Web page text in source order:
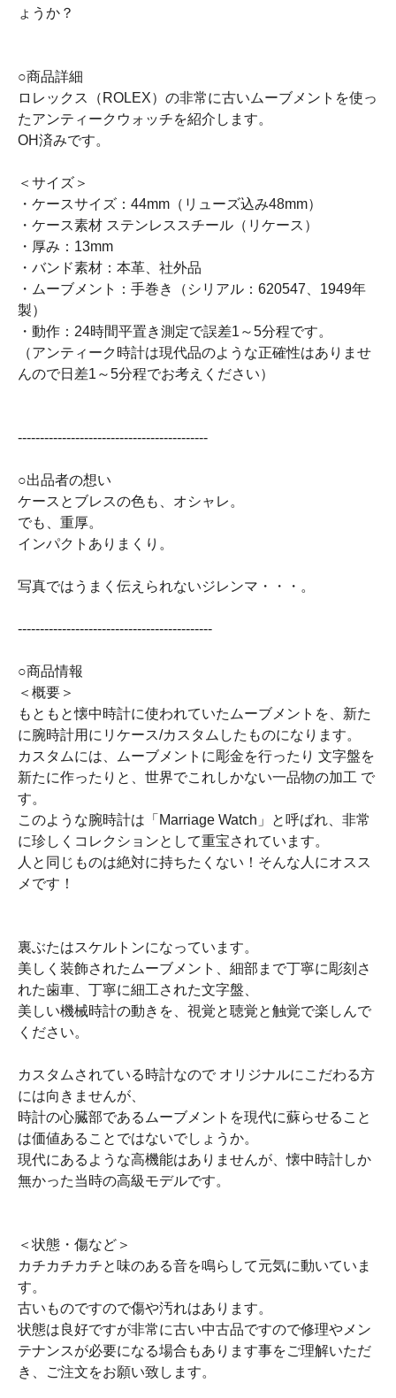
ょうか？
○商品詳細
ロレックス（ROLEX）の非常に古いムーブメントを使っ
たアンティークウォッチを紹介します。
OH済みです。
＜サイズ＞
・ケースサイズ：44mm（リューズ込み48mm）
・ケース素材 ステンレススチール（リケース）
・厚み：13mm
・バンド素材：本革、社外品
・ムーブメント：手巻き（シリアル：620547、1949年
製）
・動作：24時間平置き測定で誤差1～5分程です。
（アンティーク時計は現代品のような正確性はありませ
んので日差1～5分程でお考えください）
-------------------------------------------
○出品者の想い
ケースとブレスの色も、オシャレ。
でも、重厚。
インパクトありまくり。
写真ではうまく伝えられないジレンマ・・・。
--------------------------------------------
○商品情報
＜概要＞
もともと懐中時計に使われていたムーブメントを、新た
に腕時計用にリケース/カスタムしたものになります。
カスタムには、ムーブメントに彫金を行ったり 文字盤を
新たに作ったりと、世界でこれしかない一品物の加工 で
す。
このような腕時計は「Marriage Watch」と呼ばれ、非常
に珍しくコレクションとして重宝されています。
人と同じものは絶対に持ちたくない！そんな人にオスス
メです！
裏ぶたはスケルトンになっています。
美しく装飾されたムーブメント、細部まで丁寧に彫刻さ
れた歯車、丁寧に細工された文字盤、
美しい機械時計の動きを、視覚と聴覚と触覚で楽しんで
ください。
カスタムされている時計なので オリジナルにこだわる方
には向きませんが、
時計の心臓部であるムーブメントを現代に蘇らせること
は価値あることではないでしょうか。
現代にあるような高機能はありませんが、懐中時計しか
無かった当時の高級モデルです。
＜状態・傷など＞
カチカチカチと味のある音を鳴らして元気に動いていま
す。
古いものですので傷や汚れはあります。
状態は良好ですが非常に古い中古品ですので修理やメン
テナンスが必要になる場合もあります事をご理解いただ
き、ご注文をお願い致します。